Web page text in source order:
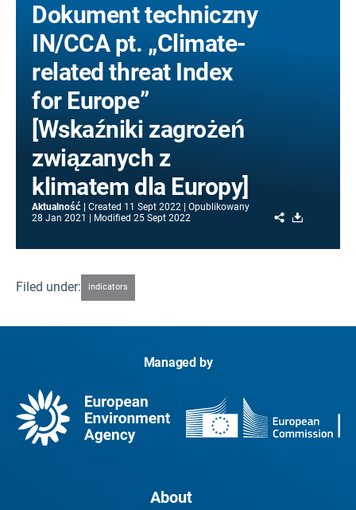
Dokument techniczny
IN/CCA pt. „Climate-
related threat Index
for Europe”
[Wskaźniki zagrożeń
związanych z
klimatem dla Europy]
Aktualność Created 11 Sept 2022
Opublikowany
28 Jan 2021
Modified 25 Sept 2022 Share
Filed under: indicators
Managed by
About